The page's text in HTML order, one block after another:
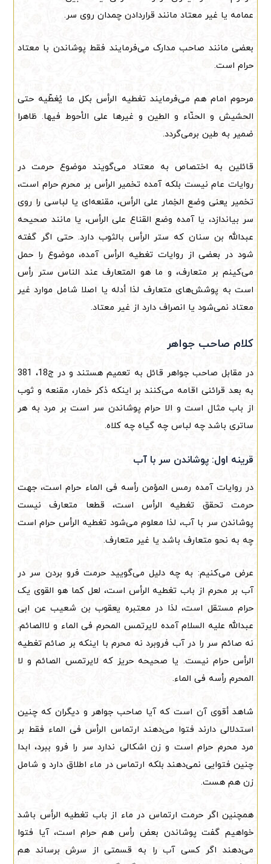
عمامه یا غیر معتاد مانند قراردادن چمدان روی سر.
بعضی مانند صاحب مدارک می‌فرمایند فقط پوشاندن با معتاد
حرام است.
مرحوم امام هم می‌فرمایند تغطیه الرأس بکل ما یُغطّیه حتی
الحشیش و الحنّاء و الطین و غیرها علی الأحوط فیها. ظاهرا
ضمیر به طین برمی‌گردد.
قائلین به اختصاص به معتاد می‌گویند موضوع حرمت در
روایات عام نیست بلکه آمده تخمیر الرأس بر محرم حرام است،
تخمیر یعنی وضع الخِمار علی الرأس، مقنعه‌ای یا لباسی را روی
سر بیاندازد، یا آمده وضع القناع علی الرأس، یا مانند صحیحه
عبدالله بن سنان که ستر الرأس بالثوب دارد. حتی اگر گفته
شود در بعضی از روایات تغطیه الرأس آمده، موضوع را حمل
می‌کینم بر متعارف، و ما هو المتعارف عند الناس ستر رأس
است به پوشش‌های متعارف لذا أدله یا اصلا شامل موارد غیر
معتاد نمی‌شود یا انصراف دارد از غیر معتاد.
کلام صاحب جواهر
در مقابل صاحب جواهر قائل به تعمیم هستند و در ج18، 381
به بعد قرائنی اقامه می‌کنند بر اینکه ذکر خمار، مقنعه و ثوب
از باب مثال است و الا حرام پوشاندن سر است بر مرد به هر
ساتری باشد چه لباس چه گیاه چه کلاه.
قرینه اول: پوشاندن سر با آب
در روایات آمده رمس المؤمن رأسه فی الماء حرام است، جهت
حرمت تحقق تغطیه الرأس است، قطعا متعارف نیست
پوشاندن سر با آب، لذا معلوم می‌شود تغطیه الرأس حرام است
چه به نحو متعارف باشد یا غیر متعارف.
عرض می‌کنیم: به چه دلیل می‌گویید حرمت فرو بردن سر در
آب بر محرم از باب تغطیه الرأس است، لعل کما هو القوی یک
حرام مستقل است، لذا در معتبره یعقوب بن شعیب عن ابی
عبدالله علیه السلام آمده لایرتمس المحرم فی الماء و لاالصائم.
نه صائم سر را در آب فروبرد نه محرم با اینکه بر صائم تغطیه
الرأس حرام نیست. یا صحیحه حریز که لایرتمس الصائم و لا
المحرم رأسه فی الماء.
شاهد أقوی آن است که آیا صاحب جواهر و دیگران که چنین
استدلالی دارند فتوا می‌دهند ارتماس الرأس فی الماء فقط بر
مرد محرم حرام است و زن اشکالی ندارد سر را فرو ببرد، ابدا
چنین فتوایی نمی‌دهند بلکه ارتماس در ماء اطلاق دارد و شامل
زن هم هست.
همچنین اگر حرمت ارتماس در ماء از باب تغطیه الرأس باشد
خواهیم گفت پوشاندن بعض رأس هم حرام است، آیا فتوا
می‌دهند اگر کسی آب را به قسمتی از سرش برساند هم